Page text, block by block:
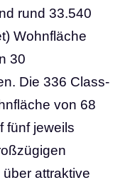
rund 33.540
Wohnfläche
30
Die 336 Class-
von 68
fünf jeweils
attraktive